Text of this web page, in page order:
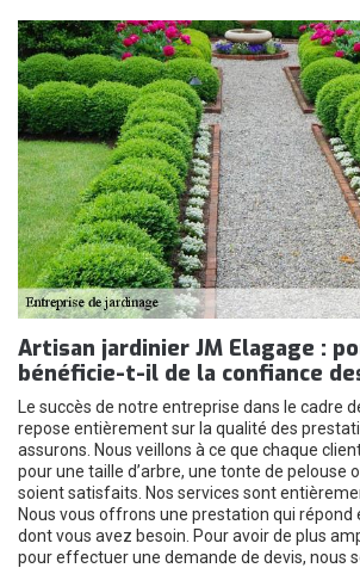
Artisan jardinier JM Elagage :
bénéficie-t-il de la confiance
Le succès de notre entreprise dans le cadre
repose entièrement sur la qualité des
assurons. Nous veillons à ce que chaque
pour une taille d’arbre, une tonte de pelouse
soient satisfaits. Nos services sont
Nous vous offrons une prestation qui répond
dont vous avez besoin. Pour avoir de plus
pour effectuer une demande de devis, nous